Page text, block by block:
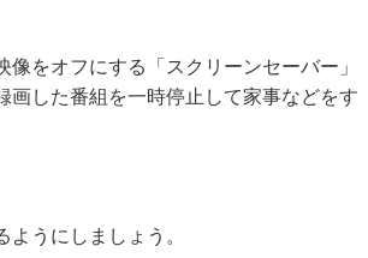
をオフにする「スクリーンセーバー」
した番組を一時停止して家事などをす
うにしましょう。